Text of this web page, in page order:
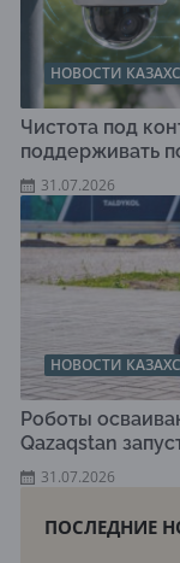
НОВОСТИ
Чистота под
поддерживать
31.07.2026
НОВОСТИ
Роботы
Qazaqstan
31.07.2026
ПОСЛЕДНИЕ